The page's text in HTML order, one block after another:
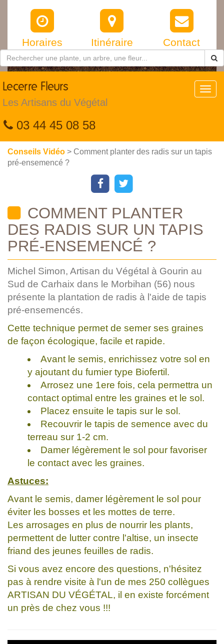
Horaires Itinéraire Contact
Lecerre Fleurs
Les Artisans du Végétal
03 44 45 08 58
Conseils Vidéo > Comment planter des radis sur un tapis
pré-ensemencé ?
COMMENT PLANTER
DES RADIS SUR UN TAPIS
PRÉ-ENSEMENCÉ ?
Michel Simon, Artisan du Végétal à Gourin au
Sud de Carhaix dans le Morbihan (56) nous
présente la plantation de radis à l'aide de tapis
pré-ensemencés.
Cette technique permet de semer ses graines
de façon écologique, facile et rapide.
Avant le semis, enrichissez votre sol en
y ajoutant du fumier type Biofertil.
Arrosez une 1ere fois, cela permettra un
contact optimal entre les graines et le sol.
Placez ensuite le tapis sur le sol.
Recouvrir le tapis de semence avec du
terreau sur 1-2 cm.
Damer légèrement le sol pour favoriser
le contact avec les graines.
Astuces:
Avant le semis, damer légèrement le sol pour
éviter les bosses et les mottes de terre.
Les arrosages en plus de nourrir les plants,
permettent de lutter contre l'altise, un insecte
friand des jeunes feuilles de radis.
Si vous avez encore des questions, n'hésitez
pas à rendre visite à l'un de mes 250 collègues
ARTISAN DU VÉGÉTAL, il en existe forcément
un près de chez vous !!!